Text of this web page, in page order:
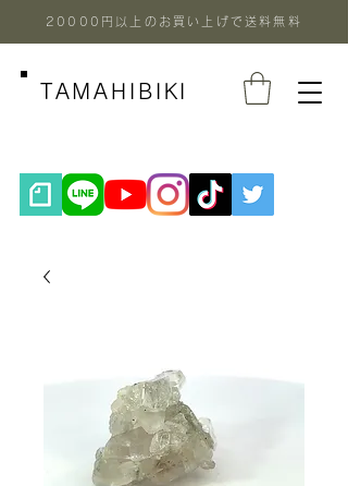
20000円以上のお買い上げで送料無料
TAMAHIBIKI